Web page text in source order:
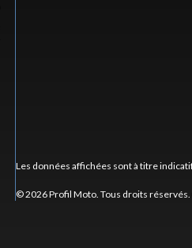
Les données affichées sont à titre
© 2026 Profil Moto. Tous droits réservés.